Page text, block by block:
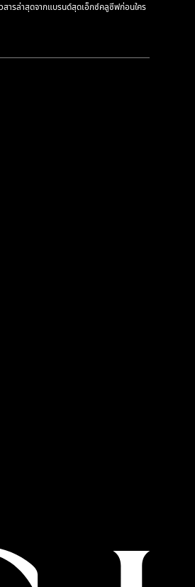
สารล่าสุดจากแบรนด์สุดเอ็กซ์คลูซีฟก่อนใคร